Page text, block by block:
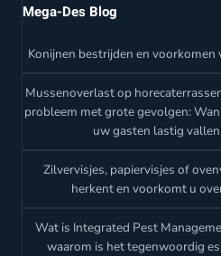
Mega-Des Blog
Konijnen bestrijden en voorkomen
Mussenoverlast op
probleem met grote gevolgen:
uw gasten lastig
Zilvervisjes, papiervisjes of
herkent en voorkomt u
Wat is Integrated Pest
waarom is het tegenwoordig